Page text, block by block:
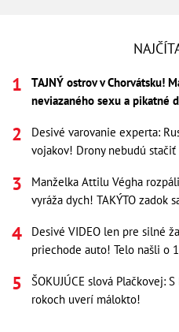
TAJNÝ ostrov v Chorvátsku!
neviazaného sexu a pikatné
Desivé varovanie experta:
vojakov! Drony nebudú stačiť
Manželka Attilu Végha
vyráža dych! TAKÝTO zadok
Desivé VIDEO len pre silné
priechode auto! Telo našli o
ŠOKUJÚCE slová Plačkovej:
rokoch uverí málokto!